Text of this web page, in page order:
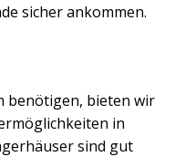
sicher ankommen.
benötigen, bieten wir
in
sind gut